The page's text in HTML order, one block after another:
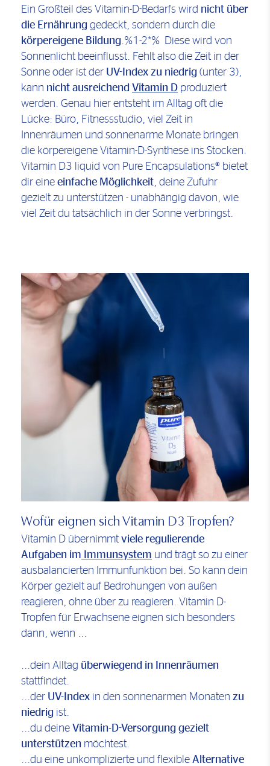
Ein Großteil des Vitamin-D-Bedarfs wird nicht über
die Ernährung gedeckt, sondern durch die
körpereigene Bildung.%1-2*% Diese wird von
Sonnenlicht beeinflusst. Fehlt also die Zeit in der
Sonne oder ist der UV-Index zu niedrig (unter 3),
kann nicht ausreichend Vitamin D produziert
werden. Genau hier entsteht im Alltag oft die
Lücke: Büro, Fitnessstudio, viel Zeit in
Innenräumen und sonnenarme Monate bringen
die körpereigene Vitamin-D-Synthese ins Stocken.
Vitamin D3 liquid von Pure Encapsulations® bietet
dir eine einfache Möglichkeit, deine Zufuhr
gezielt zu unterstützen - unabhängig davon, wie
viel Zeit du tatsächlich in der Sonne verbringst.
Wofür eignen sich Vitamin D3 Tropfen?
Vitamin D übernimmt viele regulierende
Aufgaben im Immunsystem und trägt so zu einer
ausbalancierten Immunfunktion bei. So kann dein
Körper gezielt auf Bedrohungen von außen
reagieren, ohne über zu reagieren. Vitamin D-
Tropfen für Erwachsene eignen sich besonders
dann, wenn ...
...dein Alltag überwiegend in Innenräumen
stattfindet.
...der UV-Index in den sonnenarmen Monaten zu
niedrig ist.
...du deine Vitamin-D-Versorgung gezielt
unterstützen möchtest.
...du eine unkomplizierte und flexible Alternative